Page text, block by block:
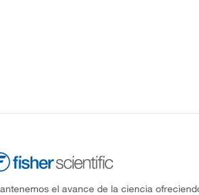
el avance de la ciencia